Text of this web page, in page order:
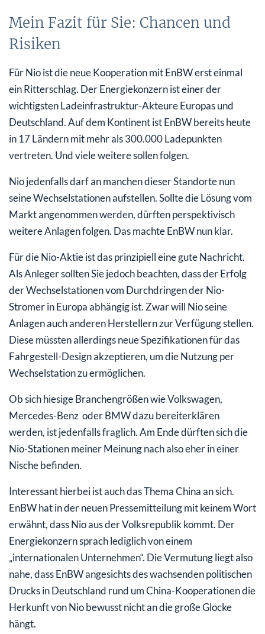
Mein Fazit für Sie: Chancen und
Risiken
Für Nio ist die neue Kooperation mit EnBW erst einmal
ein Ritterschlag. Der Energiekonzern ist einer der
wichtigsten Ladeinfrastruktur-Akteure Europas und
Deutschland. Auf dem Kontinent ist EnBW bereits heute
in 17 Ländern mit mehr als 300.000 Ladepunkten
vertreten. Und viele weitere sollen folgen.
Nio jedenfalls darf an manchen dieser Standorte nun
seine Wechselstationen aufstellen. Sollte die Lösung vom
Markt angenommen werden, dürften perspektivisch
weitere Anlagen folgen. Das machte EnBW nun klar.
Für die Nio-Aktie ist das prinzipiell eine gute Nachricht.
Als Anleger sollten Sie jedoch beachten, dass der Erfolg
der Wechselstationen vom Durchdringen der Nio-
Stromer in Europa abhängig ist. Zwar will Nio seine
Anlagen auch anderen Herstellern zur Verfügung stellen.
Diese müssten allerdings neue Spezifikationen für das
Fahrgestell-Design akzeptieren, um die Nutzung per
Wechselstation zu ermöglichen.
Ob sich hiesige Branchengrößen wie Volkswagen,
Mercedes-Benz oder BMW dazu bereiterklären
werden, ist jedenfalls fraglich. Am Ende dürften sich die
Nio-Stationen meiner Meinung nach also eher in einer
Nische befinden.
Interessant hierbei ist auch das Thema China an sich.
EnBW hat in der neuen Pressemitteilung mit keinem Wort
erwähnt, dass Nio aus der Volksrepublik kommt. Der
Energiekonzern sprach lediglich von einem
„internationalen Unternehmen“. Die Vermutung liegt also
nahe, dass EnBW angesichts des wachsenden politischen
Drucks in Deutschland rund um China-Kooperationen die
Herkunft von Nio bewusst nicht an die große Glocke
hängt.